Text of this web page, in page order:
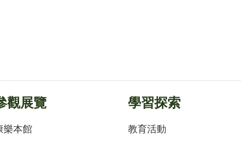
觀展覽
樂本館
學習探索
教育活動